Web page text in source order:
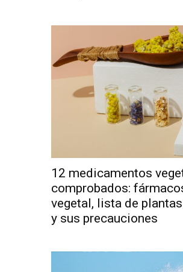
12 medicamentos
comprobados:
vegetal, lista de
y sus precauciones